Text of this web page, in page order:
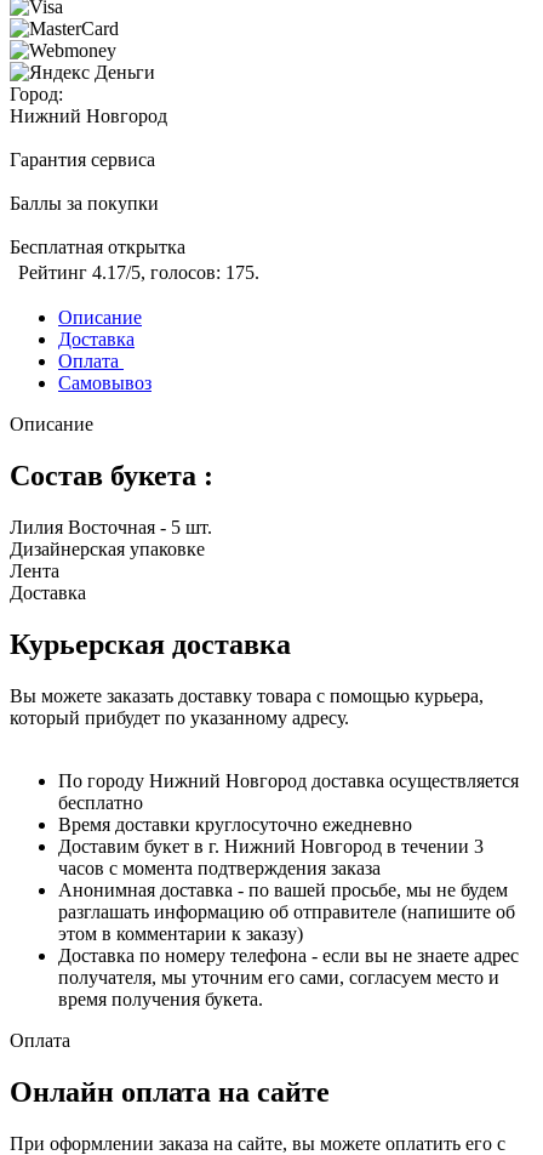
Город:
Нижний Новгород
Гарантия сервиса
Баллы за покупки
Бесплатная открытка
Рейтинг 4.17/5, голосов: 175.
Описание
Доставка
Оплата
Самовывоз
Описание
Состав букета :
Лилия Восточная - 5 шт.
Дизайнерская упаковке
Лента
Доставка
Курьерская доставка
Вы можете заказать доставку товара с помощью курьера,
который прибудет по указанному адресу.
По городу Нижний Новгород доставка осуществляется
бесплатно
Время доставки круглосуточно ежедневно
Доставим букет в г. Нижний Новгород в течении 3
часов с момента подтверждения заказа
Анонимная доставка - по вашей просьбе, мы не будем
разглашать информацию об отправителе (напишите об
этом в комментарии к заказу)
Доставка по номеру телефона - если вы не знаете адрес
получателя, мы уточним его сами, согласуем место и
время получения букета.
Оплата
Онлайн оплата на сайте
При оформлении заказа на сайте, вы можете оплатить его с